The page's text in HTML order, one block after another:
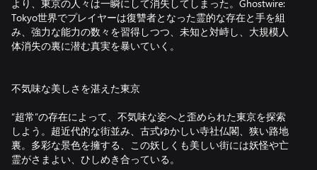
より、東京の人々は一瞬にして消失してしまった。Ghostwire:
Tokyo世界でプレイヤーは復讐者となった霊的な存在と手を組
み、強力な能力の数々を習得しつつ、未知と対峙し、大規模人
体消失の裏に潜む真実を暴いていく。
不気味な美しさを湛えた東京
“超常”の存在によって、不気味な姿へと歪められた東京を探索
しよう。超近代的な街並み、古式ゆかしい寺社仏閣、狭い路地
裏。多彩な景色を擁する、この妖しくも美しい街には妖怪や亡
霊がさまよい、ひしめき合っている。